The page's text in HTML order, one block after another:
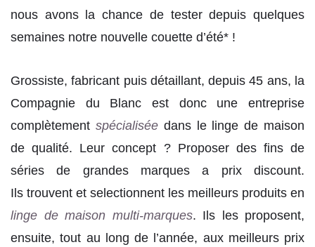
nous avons la chance de tester depuis quelques
semaines notre nouvelle couette d’été* !
Grossiste, fabricant puis détaillant, depuis 45 ans, la
Compagnie du Blanc est donc une entreprise
complètement spécialiséedans le linge de maison
de qualité. Leur concept ? Proposer des fins de
séries de grandes marques a prix discount.
Ils trouvent et selectionnent les meilleurs produits en
linge de maison multi-marques. Ils les proposent,
ensuite, tout au long de l’année, aux meilleurs prix